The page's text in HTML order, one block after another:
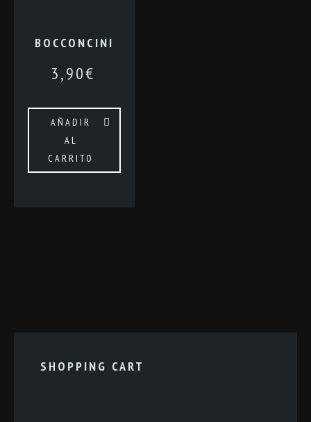
BOCCONCINI
3,90€
AÑADIR
AL
CARRITO
SHOPPING CART